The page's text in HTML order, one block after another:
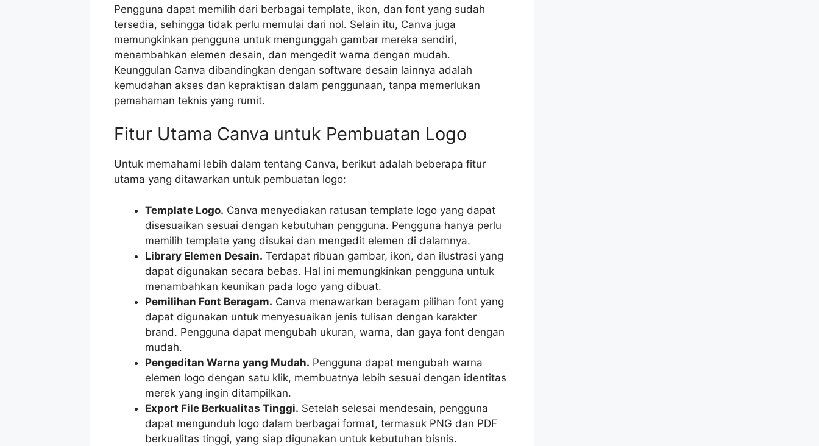
Pengguna dapat memilih dari berbagai template, ikon, dan font yang sudah
tersedia, sehingga tidak perlu memulai dari nol. Selain itu, Canva juga
memungkinkan pengguna untuk mengunggah gambar mereka sendiri,
menambahkan elemen desain, dan mengedit warna dengan mudah.
Keunggulan Canva dibandingkan dengan software desain lainnya adalah
kemudahan akses dan kepraktisan dalam penggunaan, tanpa memerlukan
pemahaman teknis yang rumit.
Fitur Utama Canva untuk Pembuatan Logo
Untuk memahami lebih dalam tentang Canva, berikut adalah beberapa fitur
utama yang ditawarkan untuk pembuatan logo:
Template Logo. Canva menyediakan ratusan template logo yang dapat
disesuaikan sesuai dengan kebutuhan pengguna. Pengguna hanya perlu
memilih template yang disukai dan mengedit elemen di dalamnya.
Library Elemen Desain. Terdapat ribuan gambar, ikon, dan ilustrasi yang
dapat digunakan secara bebas. Hal ini memungkinkan pengguna untuk
menambahkan keunikan pada logo yang dibuat.
Pemilihan Font Beragam. Canva menawarkan beragam pilihan font yang
dapat digunakan untuk menyesuaikan jenis tulisan dengan karakter
brand. Pengguna dapat mengubah ukuran, warna, dan gaya font dengan
mudah.
Pengeditan Warna yang Mudah. Pengguna dapat mengubah warna
elemen logo dengan satu klik, membuatnya lebih sesuai dengan identitas
merek yang ingin ditampilkan.
Export File Berkualitas Tinggi. Setelah selesai mendesain, pengguna
dapat mengunduh logo dalam berbagai format, termasuk PNG dan PDF
berkualitas tinggi, yang siap digunakan untuk kebutuhan bisnis.